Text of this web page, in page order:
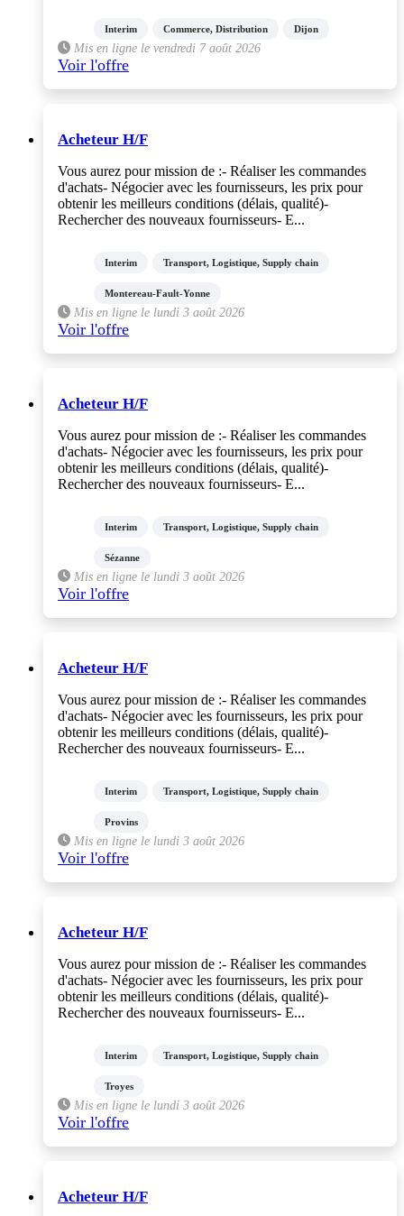
Interim Commerce, Distribution Dijon
Mis en ligne le vendredi 7 août 2026
Voir l'offre
Acheteur H/F
Vous aurez pour mission de :- Réaliser les commandes
d'achats- Négocier avec les fournisseurs, les prix pour
obtenir les meilleurs conditions (délais, qualité)-
Rechercher des nouveaux fournisseurs- E...
Interim Transport, Logistique, Supply chain
Montereau-Fault-Yonne
Mis en ligne le lundi 3 août 2026
Voir l'offre
Acheteur H/F
Vous aurez pour mission de :- Réaliser les commandes
d'achats- Négocier avec les fournisseurs, les prix pour
obtenir les meilleurs conditions (délais, qualité)-
Rechercher des nouveaux fournisseurs- E...
Interim Transport, Logistique, Supply chain
Sézanne
Mis en ligne le lundi 3 août 2026
Voir l'offre
Acheteur H/F
Vous aurez pour mission de :- Réaliser les commandes
d'achats- Négocier avec les fournisseurs, les prix pour
obtenir les meilleurs conditions (délais, qualité)-
Rechercher des nouveaux fournisseurs- E...
Interim Transport, Logistique, Supply chain
Provins
Mis en ligne le lundi 3 août 2026
Voir l'offre
Acheteur H/F
Vous aurez pour mission de :- Réaliser les commandes
d'achats- Négocier avec les fournisseurs, les prix pour
obtenir les meilleurs conditions (délais, qualité)-
Rechercher des nouveaux fournisseurs- E...
Interim Transport, Logistique, Supply chain
Troyes
Mis en ligne le lundi 3 août 2026
Voir l'offre
Acheteur H/F